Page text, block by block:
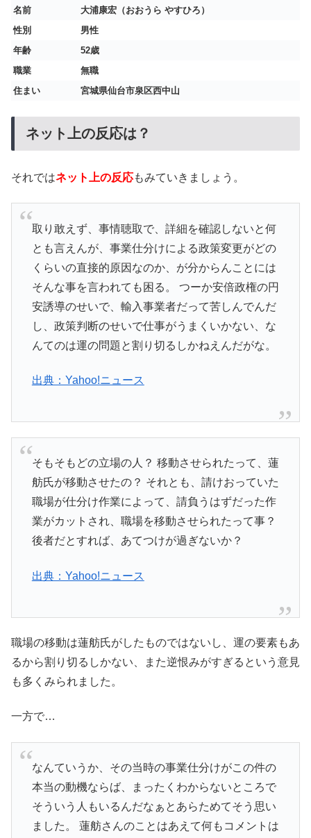
名前
大浦康宏（おおうら やすひろ）
性別
男性
年齢
52歳
職業
無職
住まい
宮城県仙台市泉区西中山
ネット上の反応は？
それではネット上の反応もみていきましょう。
取り敢えず、事情聴取で、詳細を確認しないと何
とも言えんが、事業仕分けによる政策変更がどの
くらいの直接的原因なのか、が分からんことには
そんな事を言われても困る。 つーか安倍政権の円
安誘導のせいで、輸入事業者だって苦しんでんだ
し、政策判断のせいで仕事がうまくいかない、な
んてのは運の問題と割り切るしかねえんだがな。
出典：Yahoo!ニュース
そもそもどの立場の人？ 移動させられたって、蓮
舫氏が移動させたの？ それとも、請けおっていた
職場が仕分け作業によって、請負うはずだった作
業がカットされ、職場を移動させられたって事？
後者だとすれば、あてつけが過ぎないか？
出典：Yahoo!ニュース
職場の移動は蓮舫氏がしたものではないし、運の要素もあ
るから割り切るしかない、また逆恨みがすぎるという意見
も多くみられました。
一方で…
なんていうか、その当時の事業仕分けがこの件の
本当の動機ならば、まったくわからないところで
そういう人もいるんだなぁとあらためてそう思い
ました。 蓮舫さんのことはあえて何もコメントは